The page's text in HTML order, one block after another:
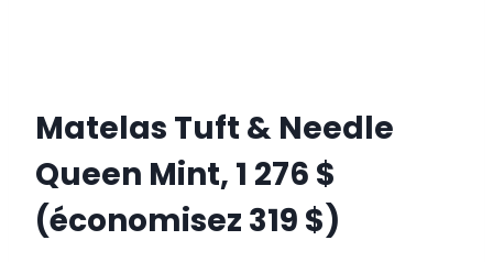
Matelas Tuft & Needle
Queen Mint, 1 276 $
(économisez 319 $)